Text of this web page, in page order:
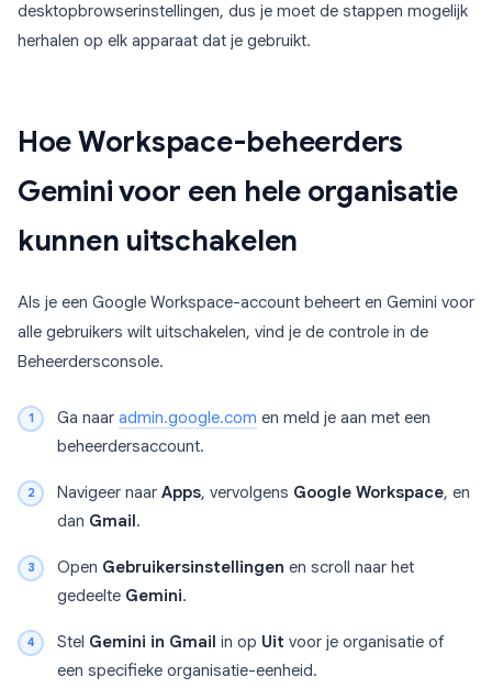
desktopbrowserinstellingen, dus je moet de stappen mogelijk
herhalen op elk apparaat dat je gebruikt.
Hoe Workspace-beheerders
Gemini voor een hele organisatie
kunnen uitschakelen
Als je een Google Workspace-account beheert en Gemini voor
alle gebruikers wilt uitschakelen, vind je de controle in de
Beheerdersconsole.
Ga naar admin.google.com en meld je aan met een
beheerdersaccount.
Navigeer naar Apps, vervolgens Google Workspace, en
dan Gmail.
Open Gebruikersinstellingen en scroll naar het
gedeelte Gemini.
Stel Gemini in Gmail in op Uit voor je organisatie of
een specifieke organisatie-eenheid.